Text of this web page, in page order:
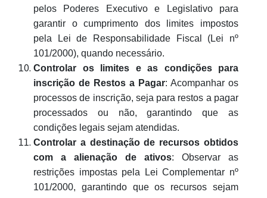
pelos Poderes Executivo e Legislativo para
garantir o cumprimento dos limites impostos
pela Lei de Responsabilidade Fiscal (Lei nº
101/2000), quando necessário.
Controlar os limites e as condições para
inscrição de Restos a Pagar: Acompanhar os
processos de inscrição, seja para restos a pagar
processados ou não, garantindo que as
condições legais sejam atendidas.
Controlar a destinação de recursos obtidos
com a alienação de ativos: Observar as
restrições impostas pela Lei Complementar nº
101/2000, garantindo que os recursos sejam